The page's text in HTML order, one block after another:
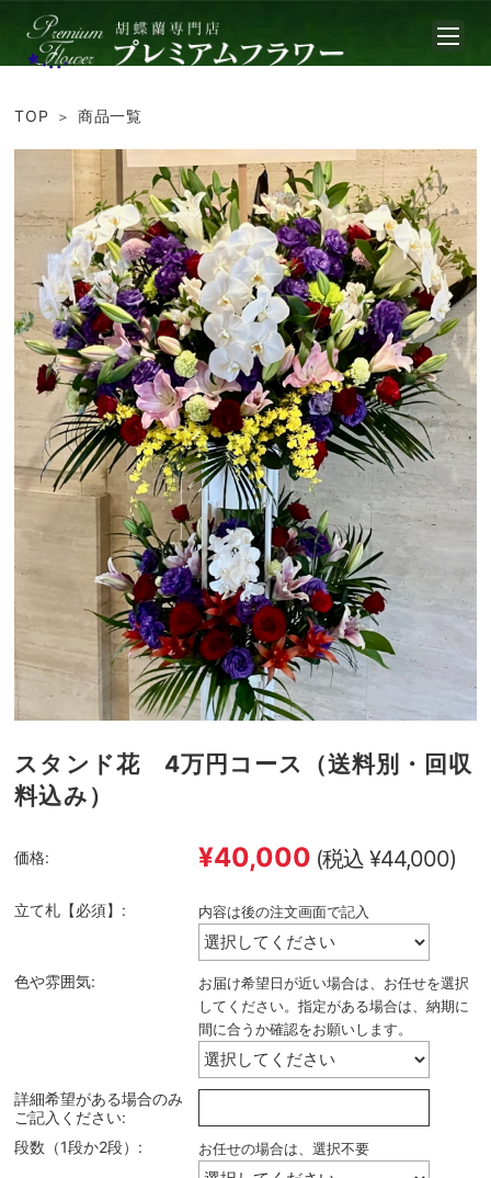
TOP 商品一覧
スタンド花 4万円コース（送料別・回収
料込み）
価格: ¥40,000 (税込 ¥44,000)
立て札【必須】: 内容は後の注文画面で記入
色や雰囲気:
お届け希望日が近い場合は、お任せを選択
してください。指定がある場合は、納期に
間に合うか確認をお願いします。
詳細希望がある場合のみ
ご記入ください:
段数（1段か2段）:
お任せの場合は、選択不要